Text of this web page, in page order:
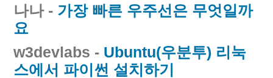
나나- 가장 빠른 우주선은 무엇일까
요
w3devlabs - Ubuntu(우분투) 리눅
스에서 파이썬 설치하기